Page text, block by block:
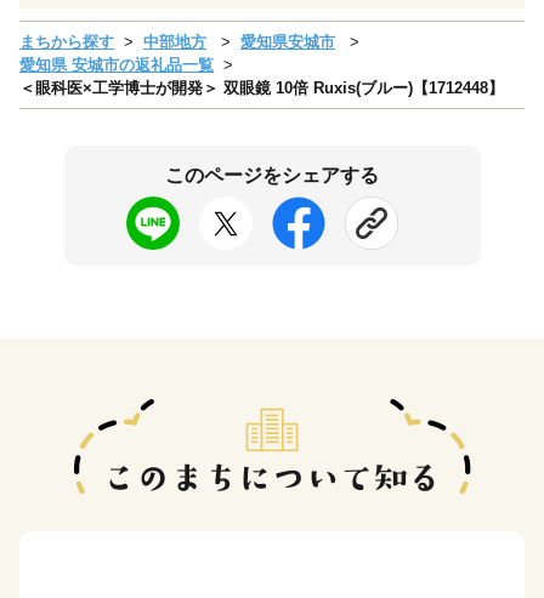
まちから探す 中部地方
愛知県安城市
愛知県 安城市の返礼品一覧
＜眼科医×工学博士が開発＞ 双眼鏡 10倍 Ruxis(ブルー)【1712448】
このページをシェアする